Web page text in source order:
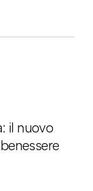
il nuovo